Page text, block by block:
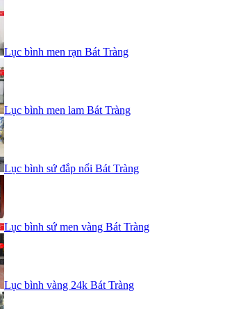
Lục bình men rạn Bát Tràng
Lục bình men lam Bát Tràng
Lục bình sứ đắp nổi Bát Tràng
Lục bình sứ men vàng Bát Tràng
Lục bình vàng 24k Bát Tràng